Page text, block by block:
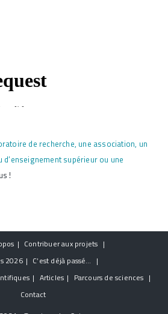
de recherche, une association, un
supérieur ou une
!
Contribuer aux projets
2026
C’est déjà passé…
Articles
Parcours de sciences
Contact